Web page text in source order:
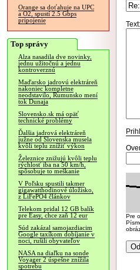
Orange sa doťahuje na UPC
a O2, spustí 2.5 Gbps
pripojenie
Top správy
Alza nasadila dve novinky,
jednu užitočnú a jednu
kontroverznú
Maďarsko jadrovú elektráreň
nakoniec kompletne
neodstavilo, Rumunsko mení
tok Dunaja
Slovensko.sk má opäť
technické problémy
Ďalšia jadrová elektráreň
južne od Slovenska musela
kvôli teplu znížiť výkon
Železnice znižujú kvôli teplu
rýchlosť iba na 50 km/h,
spôsobuje to meškanie
V Poľsku spustili takmer
gigawatthodinové úložisko,
z LiFePO4 článkov
Telekom pridal 12 GB balík
pre Easy, chce zaň 12 eur
Súd zakázal samojazdiacim
Google taxíkom dobíjanie v
noci, rušili obyvateľov
NASA na diaľku na sonde
Voyager 2 úspešne znížila
spotrebu
Text:
Pre